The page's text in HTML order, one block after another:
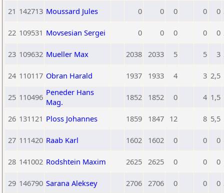
21 142713 Moussard Jules 0 0 0 0 0
22 109531 Movsesian Sergei 0 0 0 0 0
23 109632 Mueller Max 2038 2033 5 5 3
24 110117 Obran Harald 1937 1933 4 3 2,5
25 110496 Peneder Hans
Mag.
1852 1852 0 4 1,5
26 131121 Ploss Johannes 1859 1847 12 8 5,5
27 111420 Raab Karl 1602 1602 0 0 0
28 141002 Rodshtein Maxim 2625 2625 0 0 0
29 146790 Sarana Aleksey 2706 2706 0 0 0